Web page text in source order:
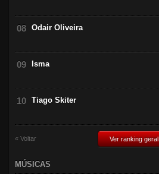
Odair Oliveira
Isma
Tiago Skiter
« Voltar Ver ranking geral
MÚSICAS